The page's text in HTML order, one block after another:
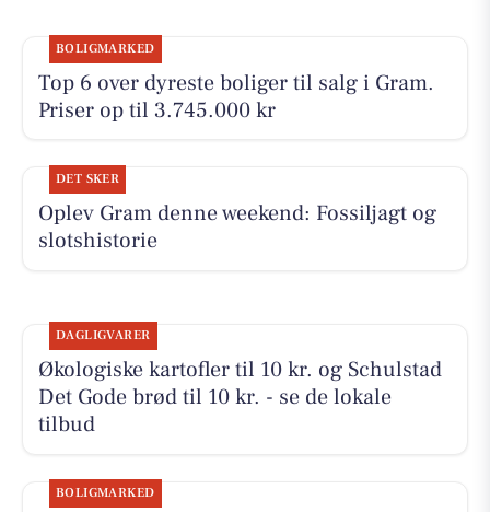
BOLIGMARKED
Top 6 over dyreste boliger til salg i Gram.
Priser op til 3.745.000 kr
DET SKER
Oplev Gram denne weekend: Fossiljagt og
slotshistorie
DAGLIGVARER
Økologiske kartofler til 10 kr. og Schulstad
Det Gode brød til 10 kr. - se de lokale
tilbud
BOLIGMARKED